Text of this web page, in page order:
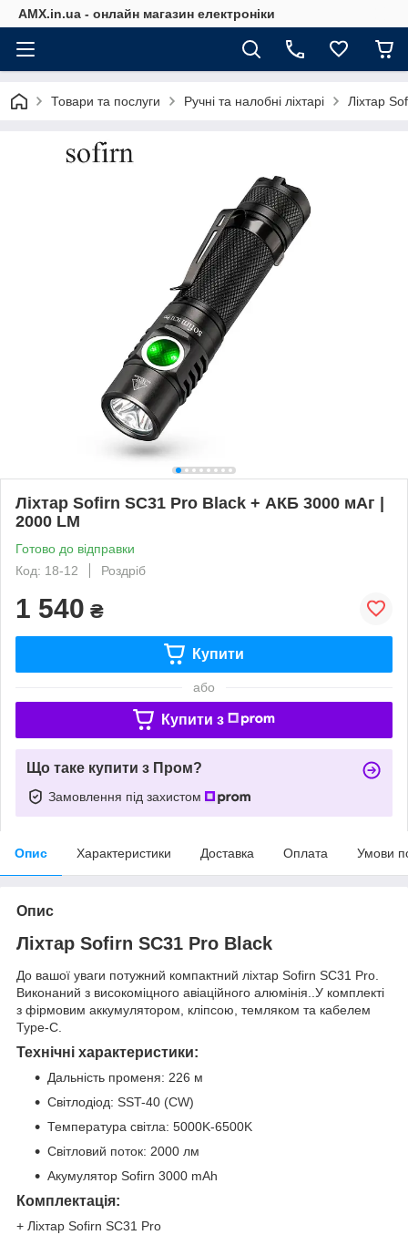
AMX.in.ua - онлайн магазин електроніки
Товари та послуги Ручні та налобні ліхтарі Ліхтар
Ліхтар Sofirn SC31 Pro Black + АКБ 3000 мАг |
2000 LM
Готово до відправки
Код: 18-12
Роздріб
1 540 ₴
Купити
або
Купити з
Що таке купити з Пром?
Замовлення під захистом
Опис Характеристики Доставка Оплата Умови
Опис
Ліхтар Sofirn SC31 Pro Black
До вашої уваги потужний компактний ліхтар Sofirn SC31 Pro.
Виконаний з високоміцного авіаційного алюмінія..У комплекті
з фірмовим аккумулятором, кліпсою, темляком та кабелем
Type-C.
Технічні характеристики:
Дальність променя: 226 м
Світлодіод: SST-40 (CW)
Температура світла: 5000K-6500K
Світловий поток: 2000 лм
Акумулятор Sofirn 3000 mAh
Комплектація:
+ Ліхтар Sofirn SC31 Pro